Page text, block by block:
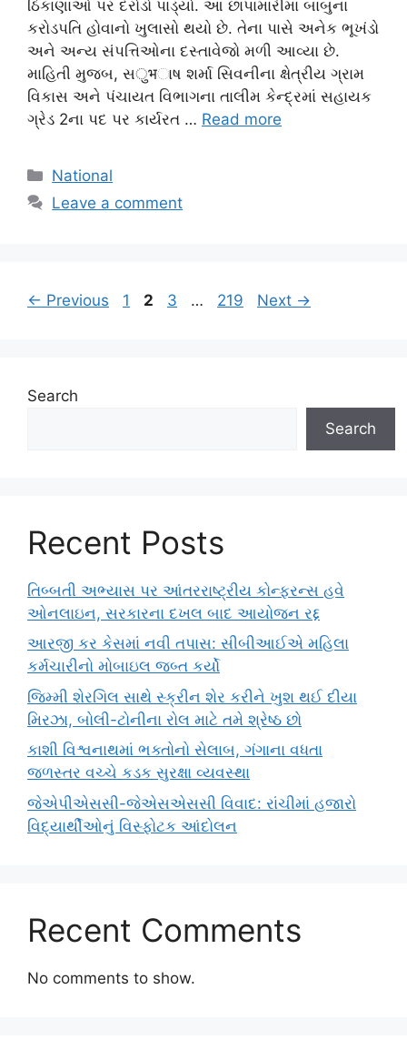
ઠિકાણાઓ પર દરોડો પાડ્યો. આ છાપામારીમાં બાબુના
કરોડપતિ હોવાનો ખુલાસો થયો છે. તેના પાસે અનેક ભૂખંડો
અને અન્ય સંપત્તિઓના દસ્તાવેજો મળી આવ્યા છે.
માહિતી મુજબ, સुभાષ શર્મા સિવનીના ક્ષેત્રીય ગ્રામ
વિકાસ અને પંચાયત વિભાગના તાલીમ કેન્દ્રમાં સહાયક
ગ્રેડ 2ના પદ પર કાર્યરત … Read more
Categories
National
Leave a comment
← Previous Page
1 Page
2 Page
3 … Page
219 Next →
Search
Search
Recent Posts
તિબ્બતી અભ્યાસ પર આંતરરાષ્ટ્રીય કોન્ફરન્સ હવે
ઓનલાઇન, સરકારના દખલ બાદ આયોજન રદ્દ
આરજી કર કેસમાં નવી તપાસ: સીબીઆઈએ મહિલા
કર્મચારીનો મોબાઇલ જબ્ત કર્યો
જિમ્મી શેરગિલ સાથે સ્ક્રીન શેર કરીને ખુશ થઈ દીયા
મિરઝા, બોલી-ટોનીના રોલ માટે તમે શ્રેષ્ઠ છો
કાશી વિશ્વનાથમાં ભક્તોનો સેલાબ, ગંગાના વધતા
જળસ્તર વચ્ચે કડક સુરક્ષા વ્યવસ્થા
જેએપીએસસી-જેએસએસસી વિવાદ: રાંચીમાં હજારો
વિદ્યાર્થીઓનું વિસ્ફોટક આંદોલન
Recent Comments
No comments to show.